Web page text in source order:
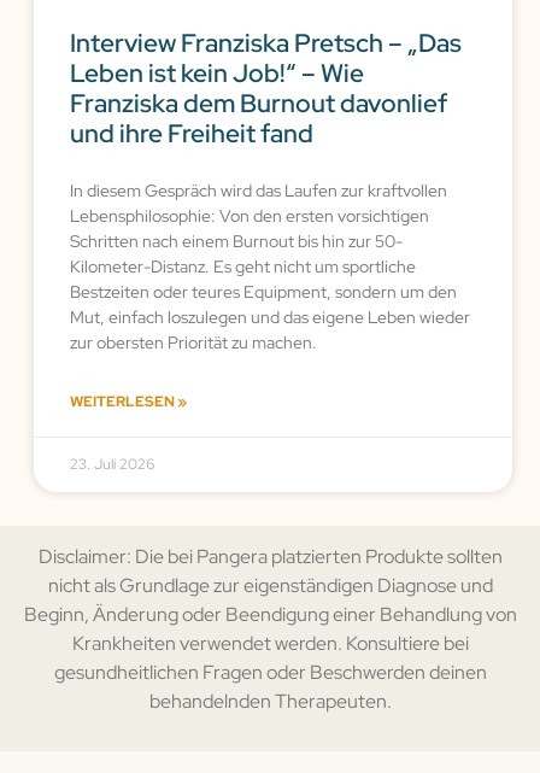
Interview Franziska Pretsch – „Das
Leben ist kein Job!“ – Wie
Franziska dem Burnout davonlief
und ihre Freiheit fand
In diesem Gespräch wird das Laufen zur kraftvollen
Lebensphilosophie: Von den ersten vorsichtigen
Schritten nach einem Burnout bis hin zur 50-
Kilometer-Distanz. Es geht nicht um sportliche
Bestzeiten oder teures Equipment, sondern um den
Mut, einfach loszulegen und das eigene Leben wieder
zur obersten Priorität zu machen.
WEITERLESEN »
23. Juli 2026
Disclaimer: Die bei Pangera platzierten Produkte sollten
nicht als Grundlage zur eigenständigen Diagnose und
Beginn, Änderung oder Beendigung einer Behandlung von
Krankheiten verwendet werden. Konsultiere bei
gesundheitlichen Fragen oder Beschwerden deinen
behandelnden Therapeuten.